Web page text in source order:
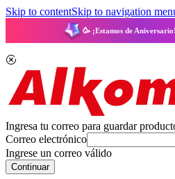
Skip to contentSkip to navigation
🥳 ¡Estamos de
Ingresa tu correo para guardar
Correo electrónico
Ingrese un correo válido
Continuar